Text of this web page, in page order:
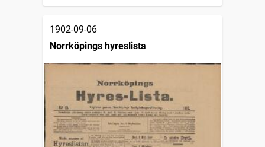
1902-09-06
Norrköpings hyreslista